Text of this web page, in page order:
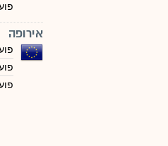
אירופה